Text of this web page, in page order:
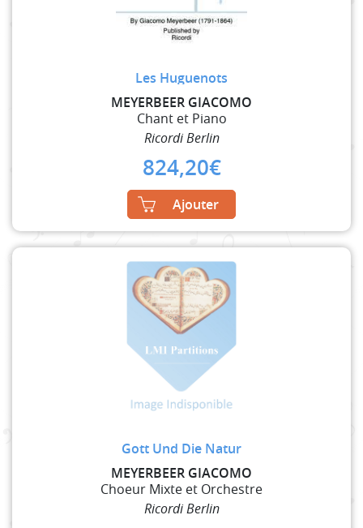
Les Huguenots
MEYERBEER GIACOMO
Chant et Piano
Ricordi Berlin
824,20€
Ajouter
Gott Und Die Natur
MEYERBEER GIACOMO
Choeur Mixte et Orchestre
Ricordi Berlin